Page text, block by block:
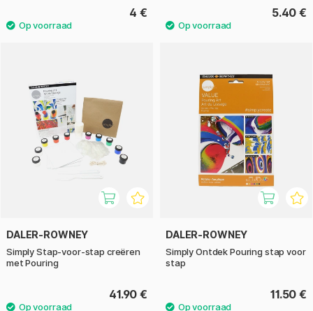
4 € 5.40 €
DALER-ROWNEY
Simply Stap-voor-stap creëren
met Pouring
41.90 €
DALER-ROWNEY
Simply Ontdek Pouring stap voor
stap
11.50 €